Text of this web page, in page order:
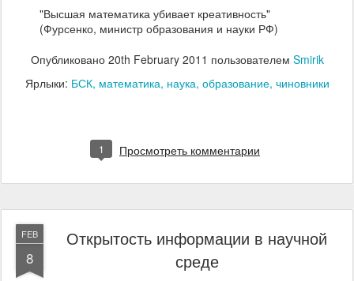
"Высшая математика убивает креативность"
(Фурсенко, министр образования и науки РФ)
Опубликовано 20th February 2011 пользователем Smirik
Ярлыки: БСК математика наука образование чиновники
1 Просмотреть комментарии
FEB
8
Открытость информации в научной
среде